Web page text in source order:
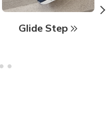
Glide Step